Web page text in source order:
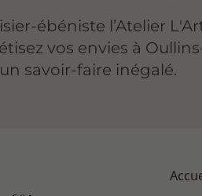
ébéniste l’Atelier
vos envies à
savoir-faire inégalé.